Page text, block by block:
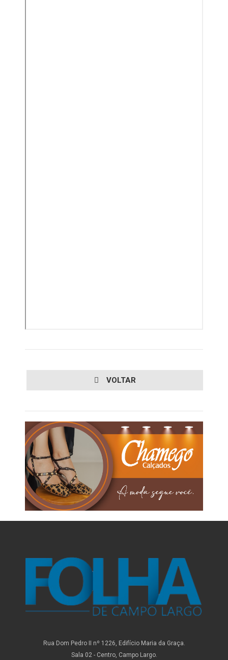
VOLTAR
Rua Dom Pedro II nº 1226, Edifício Maria da Graça.
Sala 02 - Centro, Campo Largo.